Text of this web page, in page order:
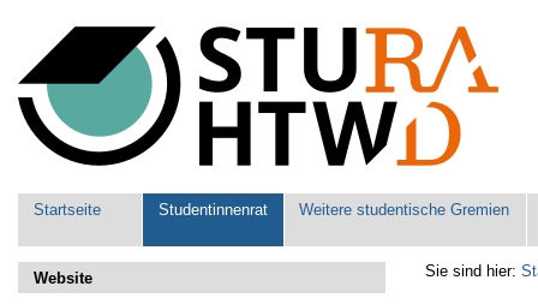
Werkzeuge
Sektionen
Startseite Studentinnenrat Weitere studentische Gremien
Sie sind hier:
Website